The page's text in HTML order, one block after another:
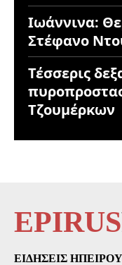
Ιωάννινα:
Στέφανο
Τέσσερις
Τζουμέρκων
EPIRUS
ΕΙΔΉΣΕΙΣ ΗΠΕΊΡΟΥ